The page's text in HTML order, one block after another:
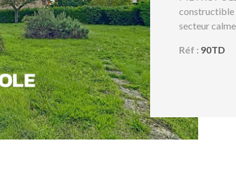
constructible
secteur
possibilités
cadre de vie
transports et
une visite,
Réf : 90TD